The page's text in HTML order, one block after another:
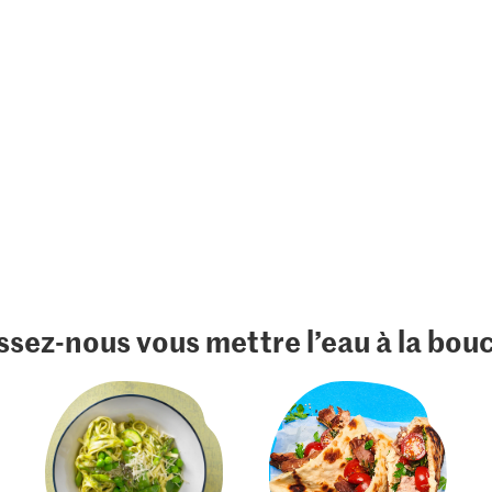
nous vous mettre l’eau à la